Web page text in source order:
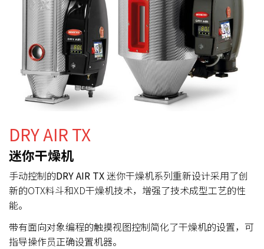
DRY AIR TX
迷你干燥机
手动控制的DRY AIR TX迷你干燥机系列重新设计采用了创
新的OTX料斗和XD干燥机技术，增强了技术成型工艺的性
能。
带有面向对象编程的触摸视图控制简化了干燥机的设置，可
指导操作员正确设置机器。